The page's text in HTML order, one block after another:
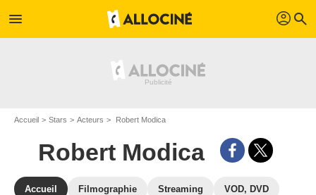
menu profil search
Accueil Stars Acteurs Robert Modica
Robert Modica
Accueil Filmographie Streaming VOD, DVD